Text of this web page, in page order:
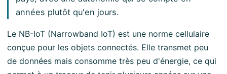
années plutôt qu'en jours.
Le NB-IoT (Narrowband IoT) est une norme cellulaire
conçue pour les objets connectés. Elle transmet peu
de données mais consomme très peu d'énergie, ce qui